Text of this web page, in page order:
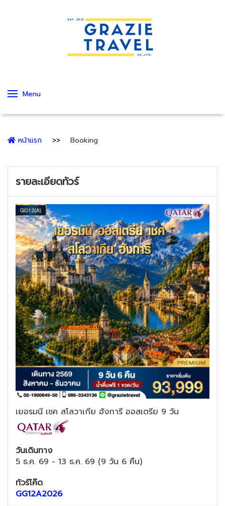
Menu
หน้าแรก Booking
รายละเอียดทัวร์
เยอรมนี เชค สโลวาเกีย ฮังการี ออสเตรีย 9 วัน
วันเดินทาง
5 ธ.ค. 69 - 13 ธ.ค. 69 (9 วัน 6 คืน)
ทัวร์โค๊ด
GG12A2026